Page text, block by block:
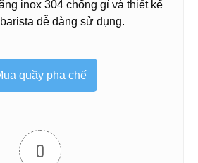
inox 304 chống gỉ và thiết kế
dễ dàng sử dụng.
quầy pha chế
0